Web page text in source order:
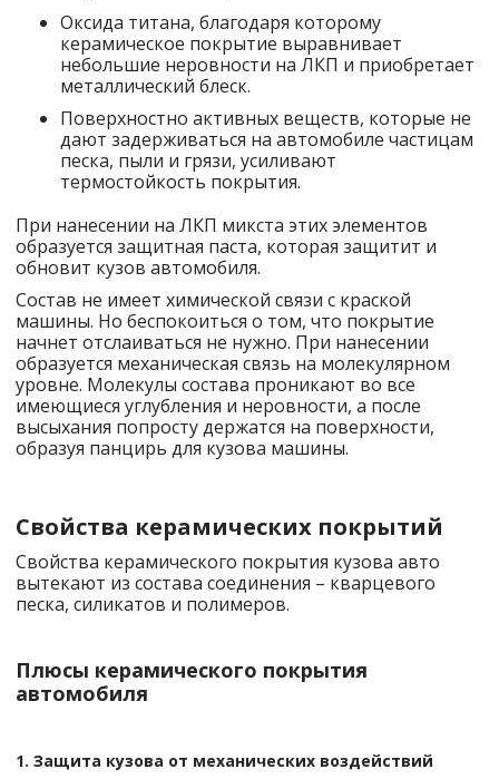
Оксида титана, благодаря которому
керамическое покрытие выравнивает
небольшие неровности на ЛКП и приобретает
металлический блеск.
Поверхностно активных веществ, которые не
дают задерживаться на автомобиле частицам
песка, пыли и грязи, усиливают
термостойкость покрытия.
При нанесении на ЛКП микста этих элементов
образуется защитная паста, которая защитит и
обновит кузов автомобиля.
Состав не имеет химической связи с краской
машины. Но беспокоиться о том, что покрытие
начнет отслаиваться не нужно. При нанесении
образуется механическая связь на молекулярном
уровне. Молекулы состава проникают во все
имеющиеся углубления и неровности, а после
высыхания попросту держатся на поверхности,
образуя панцирь для кузова машины.
Свойства керамических покрытий
Свойства керамического покрытия кузова авто
вытекают из состава соединения – кварцевого
песка, силикатов и полимеров.
Плюсы керамического покрытия
автомобиля
1. Защита кузова от механических воздействий